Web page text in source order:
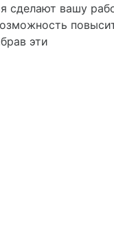
сделают вашу
эти